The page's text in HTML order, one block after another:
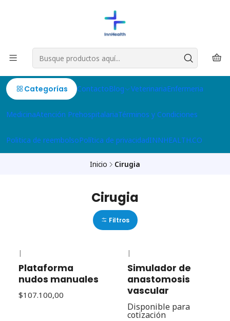
Categorías ContactoBlog VeterinariaEnfermeria
MedicinaAtención PrehospitalariaTérminos y Condiciones
Politica de reembolsoPolítica de privacidadINNHEALTH.CO
Inicio Cirugia
Cirugia
Filtros
|
Plataforma
nudos manuales
$107.100,00
|
Simulador de
anastomosis
vascular
Disponible para
cotización